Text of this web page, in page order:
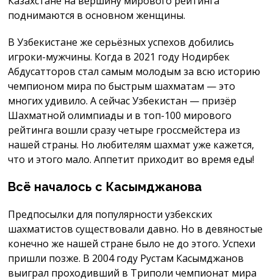
поднимаются в основном женщины.
В Узбекистане же серьёзных успехов добились
игроки-мужчины. Когда в 2021 году Нодирбек
Абдусатторов стал самым молодым за всю историю
чемпионом мира по быстрым шахматам — это
многих удивило. А сейчас Узбекистан — призёр
Шахматной олимпиады и в топ-100 мирового
рейтинга вошли сразу четыре гроссмейстера из
нашей страны. Но любителям шахмат уже кажется,
что и этого мало. Аппетит приходит во время еды!
Всё началось с Касымджанова
Предпосылки для популярности узбекских
шахматистов существовали давно. Но в девяностые
конечно же нашей стране было не до этого. Успехи
пришли позже. В 2004 году Рустам Касымджанов
выиграл проходивший в Триполи чемпионат мира